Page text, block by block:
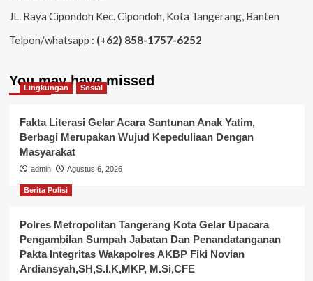
JL. Raya Cipondoh Kec. Cipondoh, Kota Tangerang, Banten
Telpon/whatsapp : (+62) 858-1757-6252
You may have missed
Lingkungan Sosial
Fakta Literasi Gelar Acara Santunan Anak Yatim,
Berbagi Merupakan Wujud Kepeduliaan Dengan
Masyarakat
admin Agustus 6, 2026
Berita Polisi
Polres Metropolitan Tangerang Kota Gelar Upacara
Pengambilan Sumpah Jabatan Dan Penandatanganan
Pakta Integritas Wakapolres AKBP Fiki Novian
Ardiansyah,SH,S.I.K,MKP, M.Si,CFE